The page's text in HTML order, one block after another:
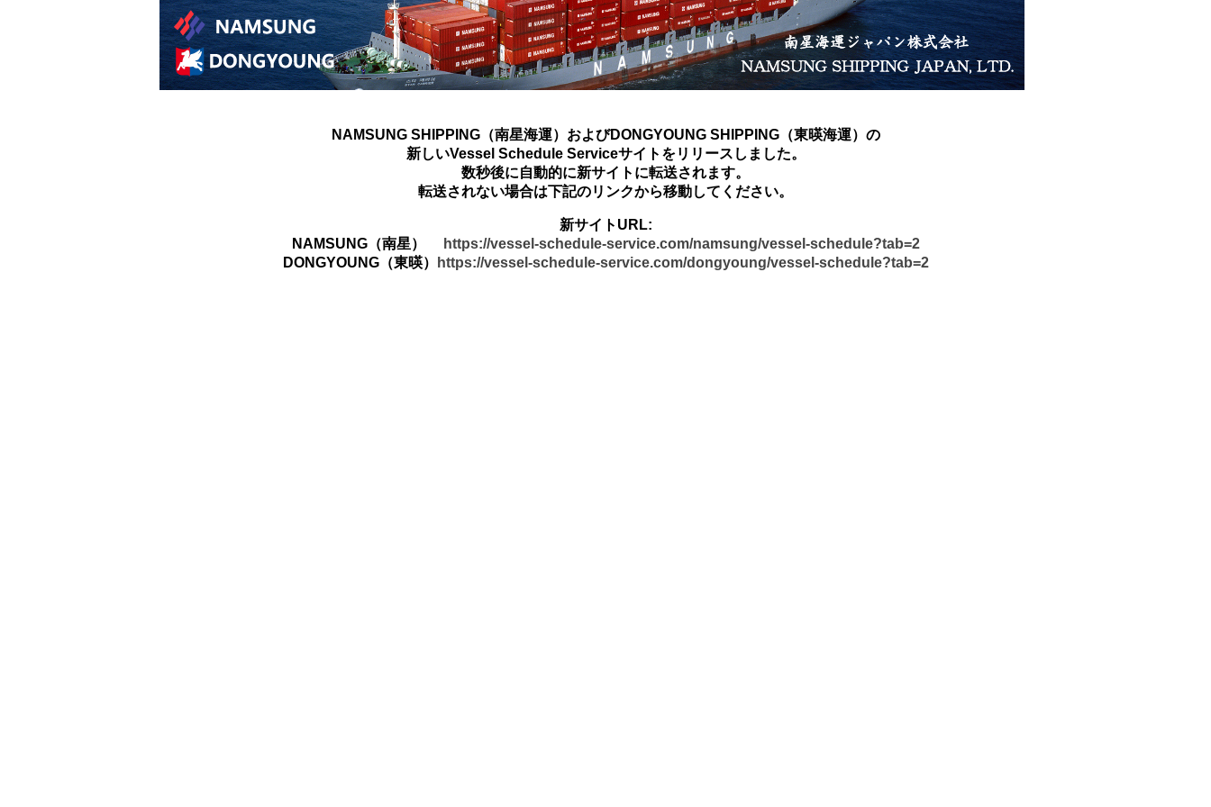
NAMSUNG SHIPPING（南星海運）およびDONGYOUNG SHIPPING（東暎海運）の
新しいVessel Schedule Serviceサイトをリリースしました。
数秒後に自動的に新サイトに転送されます。
転送されない場合は下記のリンクから移動してください。
新サイトURL:
NAMSUNG（南星）
https://vessel-schedule-service.com/namsung/vessel-schedule?tab=2
DONGYOUNG（東暎）
https://vessel-schedule-service.com/dongyoung/vessel-schedule?tab=2